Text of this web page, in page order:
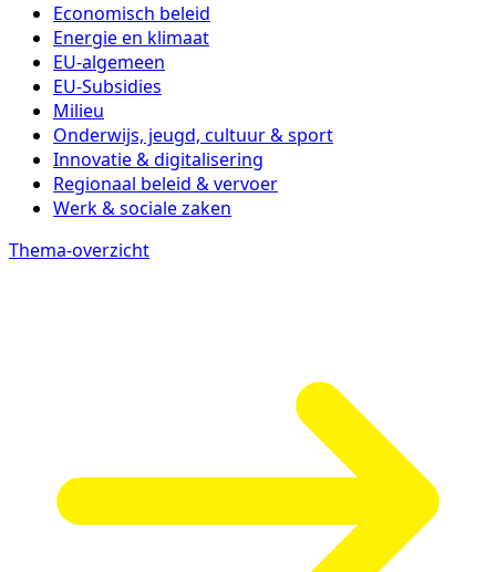
Economisch beleid
Energie en klimaat
EU-algemeen
EU-Subsidies
Milieu
Onderwijs, jeugd, cultuur & sport
Innovatie & digitalisering
Regionaal beleid & vervoer
Werk & sociale zaken
Thema-overzicht